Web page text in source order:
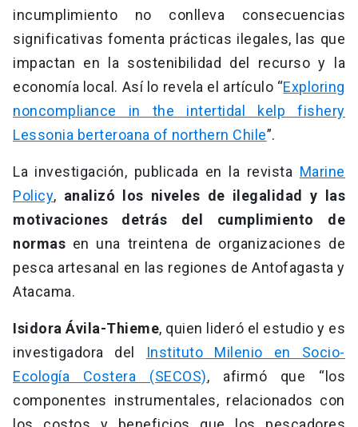
incumplimiento no conlleva consecuencias
significativas fomenta prácticas ilegales, las que
impactan en la sostenibilidad del recurso y la
economía local. Así lo revela el artículo “Exploring
noncompliance in the intertidal kelp fishery
Lessonia berteroana of northern Chile”.
La investigación, publicada en la revista Marine
Policy, analizó los niveles de ilegalidad y las
motivaciones detrás del cumplimiento de
normas en una treintena de organizaciones de
pesca artesanal en las regiones de Antofagasta y
Atacama.
Isidora Ávila-Thieme, quien lideró el estudio y es
investigadora del
Instituto Milenio en Socio-
Ecología Costera (SECOS), afirmó que “los
componentes instrumentales, relacionados con